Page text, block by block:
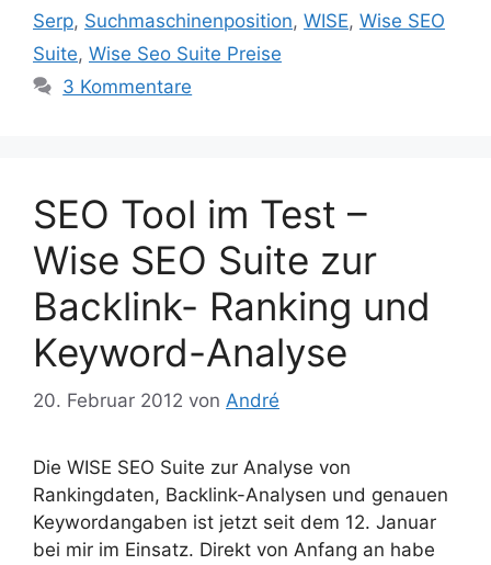
Serp, Suchmaschinenposition, WISE, Wise SEO
Suite, Wise Seo Suite Preise
3 Kommentare
SEO Tool im Test –
Wise SEO Suite zur
Backlink- Ranking und
Keyword-Analyse
20. Februar 2012 von André
Die WISE SEO Suite zur Analyse von
Rankingdaten, Backlink-Analysen und genauen
Keywordangaben ist jetzt seit dem 12. Januar
bei mir im Einsatz. Direkt von Anfang an habe